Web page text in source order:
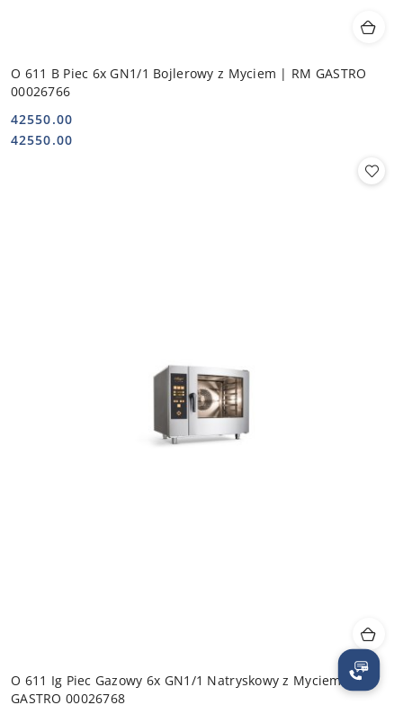
O 611 B Piec 6x GN1/1 Bojlerowy z Myciem | RM GASTRO
00026766
Cena:
42550.00
Cena:
42550.00
O 611 Ig Piec Gazowy 6x GN1/1 Natryskowy z Myciem | RM
GASTRO 00026768